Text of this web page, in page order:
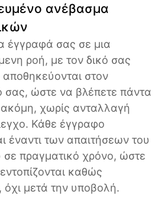
ανέβασμα
έγγραφά σας σε μια
ροή, με τον δικό σας
στον
σας, ώστε να βλέπετε πάντα
ακόμη, χωρίς ανταλλαγή
Κάθε έγγραφο
έναντι των απαιτήσεων του
σε πραγματικό χρόνο, ώστε
καθώς
μετά την υποβολή.